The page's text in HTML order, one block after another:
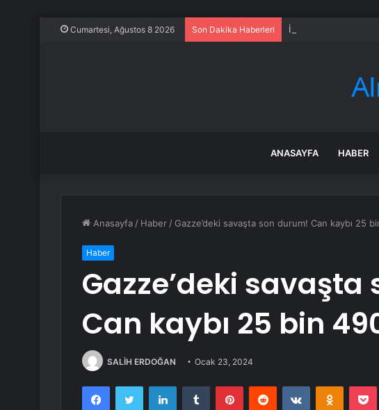
Cumartesi, Ağustos 8 2026 Son Dakika Haberleri İstanbul’da market
ANASAYFA HABER
Anasayfa / Haber / Gazze’deki savaşta son durum! Can kaybı 25
Haber
Gazze’deki
Can kaybı 25 bin
SALİH ERDOĞAN Ocak 23, 2024
FacebookTwitter LinkedInTumblr PinterestReddit VKontakte